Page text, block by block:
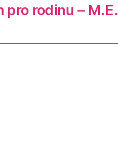
rodinu –